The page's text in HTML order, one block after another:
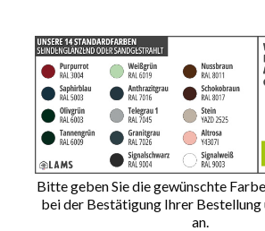
Bitte geben Sie die gewünschte
bei der Bestätigung Ihrer
an.